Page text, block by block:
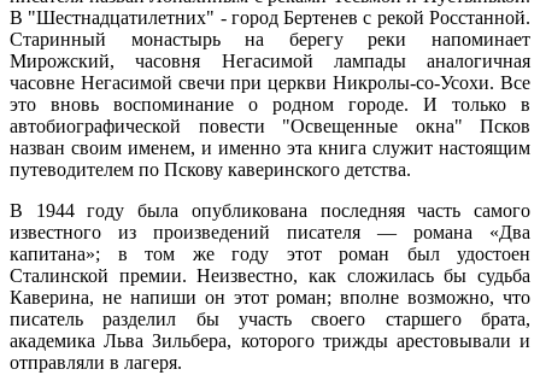
В "Шестнадцатилетних" - город Бертенев с рекой Росстанной.
Старинный монастырь на берегу реки напоминает
Мирожский, часовня Негасимой лампады аналогичная
часовне Негасимой свечи при церкви Никролы-со-Усохи. Все
это вновь воспоминание о родном городе. И только в
автобиографической повести "Освещенные окна" Псков
назван своим именем, и именно эта книга служит настоящим
путеводителем по Пскову каверинского детства.
В 1944 году была опубликована последняя часть самого
известного из произведений писателя — романа «Два
капитана»; в том же году этот роман был удостоен
Сталинской премии. Неизвестно, как сложилась бы судьба
Каверина, не напиши он этот роман; вполне возможно, что
писатель разделил бы участь своего старшего брата,
академика Льва Зильбера, которого трижды арестовывали и
отправляли в лагеря.